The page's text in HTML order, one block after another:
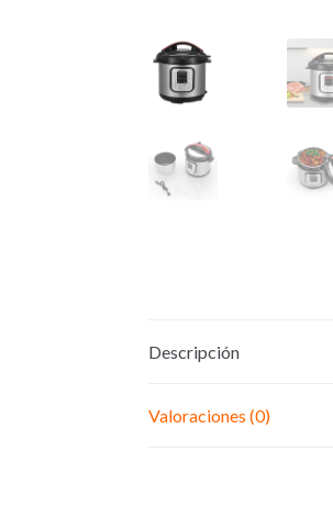
Descripción
Valoraciones (0)